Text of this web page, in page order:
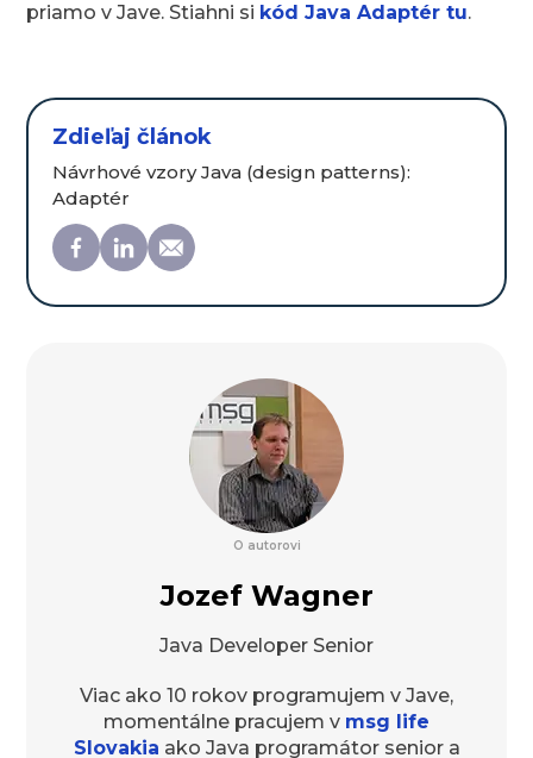
priamo v Jave. Stiahni si kód Java Adaptér tu.
Zdieľaj článok
Návrhové vzory Java (design patterns):
Adaptér
O autorovi
Jozef Wagner
Java Developer Senior
Viac ako 10 rokov programujem v Jave,
momentálne pracujem v msg life
Slovakia ako Java programátor senior a